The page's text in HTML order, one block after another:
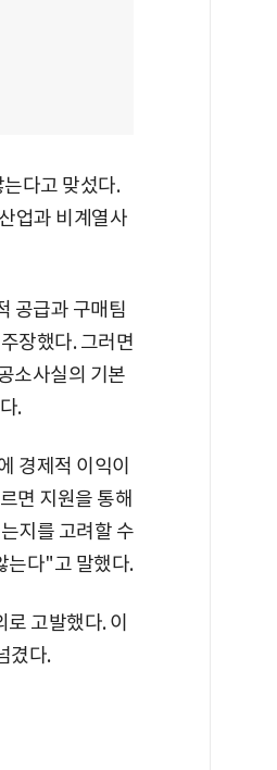
다고 맞섰다.
업과 비계열사
공급과 구매팀
장했다. 그러면
소사실의 기본
.
경제적 이익이
면 지원을 통해
지를 고려할 수
는다"고 말했다.
고발했다. 이
겼다.